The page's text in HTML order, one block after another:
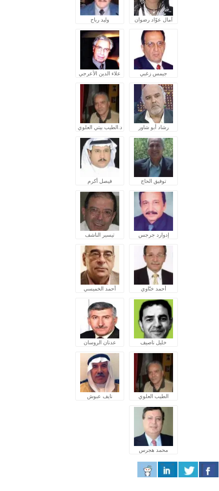
آمال عوّاد رضوان وليد رباح
جيمس زغبي علاء الدين الأعرجي
رشاد أبو شاور د.الطيب بيتي العلوي
توفيق الحاج فيصل أكرم
إدوارد جرجس تيسير الناشف
أحمد ختّاوي أحمد الخميسي
خليل ناصيف عدنان الروسان
الطيب العلوي نايف عبوش
محمد هجرس